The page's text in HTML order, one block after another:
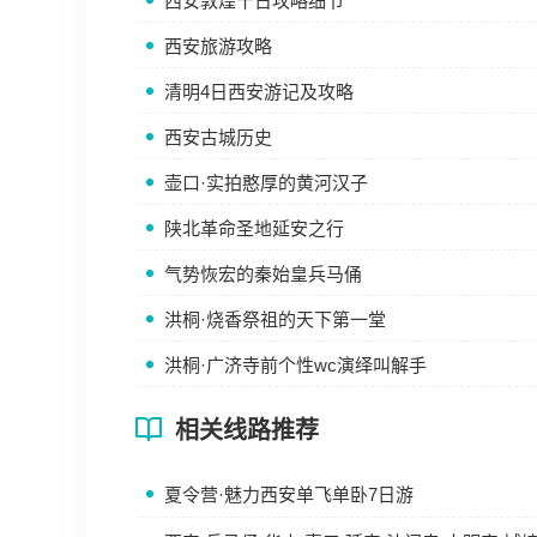
西安旅游攻略
清明4日西安游记及攻略
西安古城历史
壶口·实拍憨厚的黄河汉子
陕北革命圣地延安之行
气势恢宏的秦始皇兵马俑
洪桐·烧香祭祖的天下第一堂
洪桐·广济寺前个性wc演绎叫解手
相关线路推荐
夏令营·魅力西安单飞单卧7日游